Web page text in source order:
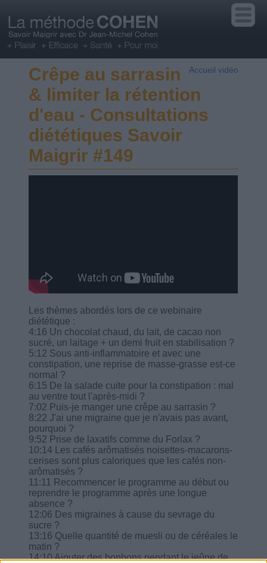
Accueil vidéo
Crêpe au sarrasin
& limiter la rétention
d'eau - Consultations
diététiques Savoir
Maigrir #149
Les thèmes abordés lors de ce webinaire
diététique :
4:16 Un chocolat chaud, du lait, de cacao non
sucré, un laitage + un demi fruit en stabilisation ?
5:12 Sous anti-inflammatoire et avec une
constipation, une reprise de masse-grasse est-ce
normal ?
6:15 De la salade cuite pour la constipation : mal
au ventre tout l'après-midi ?
7:02 Puis-je manger une crêpe au sarrasin ?
8:22 J'ai une migraine que je n'avais pas avant,
pourquoi ?
9:52 Prise de laxatifs comme du Forlax ?
10:14 Les cafés arômatisés noisettes-macarons-
cerises sont plus caloriques que les cafés non-
arômatisés ?
11:11 Recommencer le programme au début ou
reprendre le programme après une longue
absence ?
12:06 Des migraines à cause du sevrage du
sucre ?
13:16 Quelle quantité de muesli ou de céréales le
matin ?
14:10 Ajouter des bonbons pendant le jeûne de